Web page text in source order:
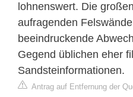
lohnenswert. Die
aufragenden
beeindruckende
Gegend üblichen eher
Sandsteinformationen.
Antrag auf Entfernung der